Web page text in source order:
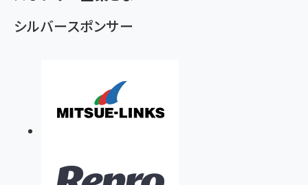
ず
シルバースポンサー